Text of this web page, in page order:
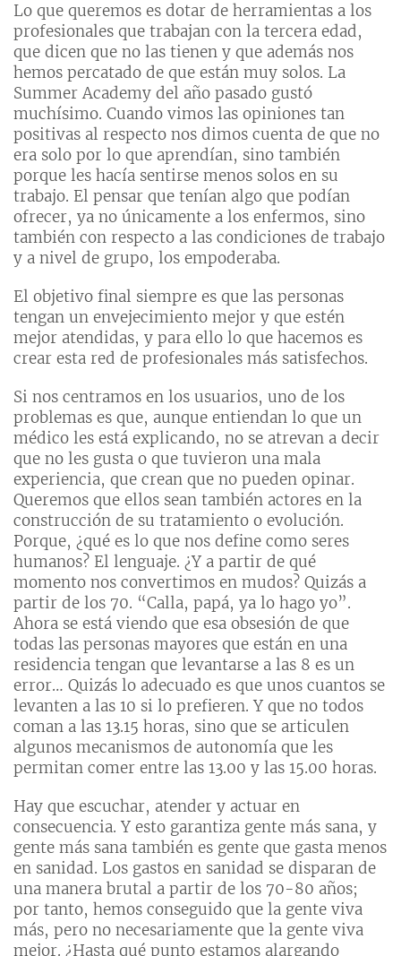
Lo que queremos es dotar de herramientas a los
profesionales que trabajan con la tercera edad,
que dicen que no las tienen y que además nos
hemos percatado de que están muy solos. La
Summer Academy del año pasado gustó
muchísimo. Cuando vimos las opiniones tan
positivas al respecto nos dimos cuenta de que no
era solo por lo que aprendían, sino también
porque les hacía sentirse menos solos en su
trabajo. El pensar que tenían algo que podían
ofrecer, ya no únicamente a los enfermos, sino
también con respecto a las condiciones de trabajo
y a nivel de grupo, los empoderaba.
El objetivo final siempre es que las personas
tengan un envejecimiento mejor y que estén
mejor atendidas, y para ello lo que hacemos es
crear esta red de profesionales más satisfechos.
Si nos centramos en los usuarios, uno de los
problemas es que, aunque entiendan lo que un
médico les está explicando, no se atrevan a decir
que no les gusta o que tuvieron una mala
experiencia, que crean que no pueden opinar.
Queremos que ellos sean también actores en la
construcción de su tratamiento o evolución.
Porque, ¿qué es lo que nos define como seres
humanos? El lenguaje. ¿Y a partir de qué
momento nos convertimos en mudos? Quizás a
partir de los 70. “Calla, papá, ya lo hago yo”.
Ahora se está viendo que esa obsesión de que
todas las personas mayores que están en una
residencia tengan que levantarse a las 8 es un
error… Quizás lo adecuado es que unos cuantos se
levanten a las 10 si lo prefieren. Y que no todos
coman a las 13.15 horas, sino que se articulen
algunos mecanismos de autonomía que les
permitan comer entre las 13.00 y las 15.00 horas.
Hay que escuchar, atender y actuar en
consecuencia. Y esto garantiza gente más sana, y
gente más sana también es gente que gasta menos
en sanidad. Los gastos en sanidad se disparan de
una manera brutal a partir de los 70-80 años;
por tanto, hemos conseguido que la gente viva
más, pero no necesariamente que la gente viva
mejor. ¿Hasta qué punto estamos alargando